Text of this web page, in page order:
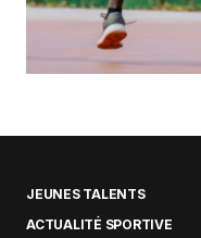
JEUNES TALENTS
ACTUALITÉ SPORTIVE